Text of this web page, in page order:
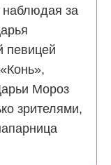
за
певицей
Мороз
зрителями,